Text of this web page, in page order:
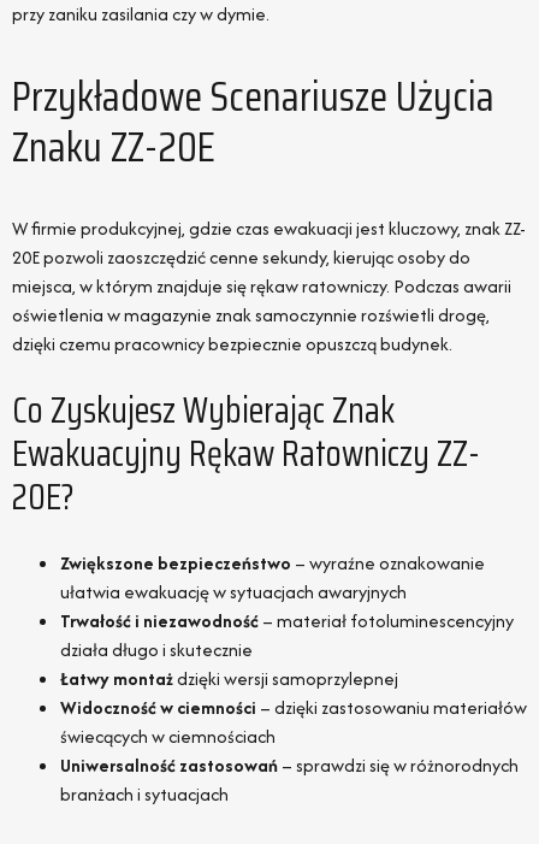
przy zaniku zasilania czy w dymie.
Przykładowe Scenariusze Użycia
Znaku ZZ-20E
W firmie produkcyjnej, gdzie czas ewakuacji jest kluczowy, znak ZZ-
20E pozwoli zaoszczędzić cenne sekundy, kierując osoby do
miejsca, w którym znajduje się rękaw ratowniczy. Podczas awarii
oświetlenia w magazynie znak samoczynnie rozświetli drogę,
dzięki czemu pracownicy bezpiecznie opuszczą budynek.
Co Zyskujesz Wybierając Znak
Ewakuacyjny Rękaw Ratowniczy ZZ-
20E?
Zwiększone bezpieczeństwo – wyraźne oznakowanie
ułatwia ewakuację w sytuacjach awaryjnych
Trwałość i niezawodność– materiał fotoluminescencyjny
działa długo i skutecznie
Łatwy montażdzięki wersji samoprzylepnej
Widoczność w ciemności – dzięki zastosowaniu materiałów
świecących w ciemnościach
Uniwersalność zastosowań– sprawdzi się w różnorodnych
branżach i sytuacjach